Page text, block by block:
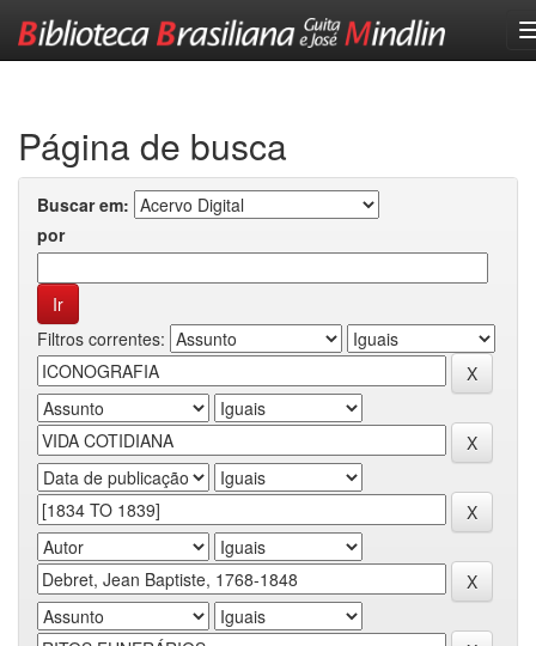
Página de busca
Buscar em:
por
Filtros correntes: